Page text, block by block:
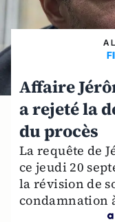
A
Affaire
a rejeté la
du procès
La requête de
ce jeudi 20
la révision de
condamnation